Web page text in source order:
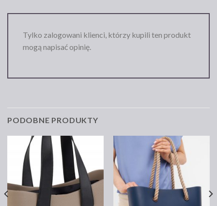
Tylko zalogowani klienci, którzy kupili ten produkt
mogą napisać opinię.
PODOBNE PRODUKTY